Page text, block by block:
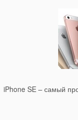
iPhone SE – самый